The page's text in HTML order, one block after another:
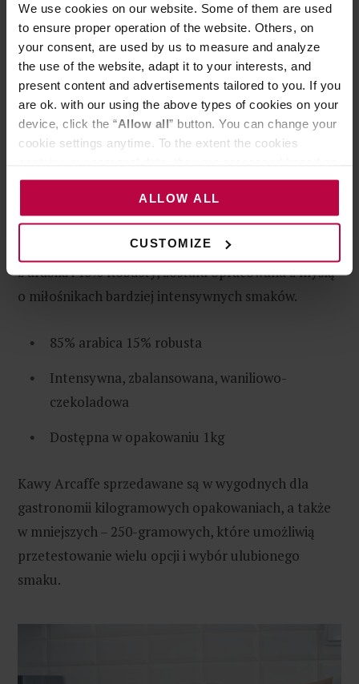
We use cookies on our website. Some of them are used
to ensure proper operation of the website. Others, on
your consent, are used by us to measure and analyze
the use of the website, adapt it to your interests, and
present content and advertisements tailored to you. If you
are ok. with our using the above types of cookies on your
device, click the “Allow all” button. You can change your
cookie settings anytime. To the extent the cookies
the controller’s (namely, ALL GOOD S.A., ul.
Mazowiecka 24I/U9, 78-100 Kołobrzeg) or third parties’
legitimate interests which are to ensure a high quality of
services provided via our website and marketing
activities of the controller and authorized entities. More
information about cookies and the personal data
processing, including your rights, can be found in the
ALLOW ALL
CUSTOMIZE
Dostępna w opakowaniu 1kg
Gorgona
Gorgona, mieszanka z 1988 roku, w nutach
smakowych ma wanilię i gorzką czekoladę. Enrico
Meschini wykorzystał swoje naukowe podejście do
stworzenia tej zbalansowanej kawy, której nazwa
pochodzi od jednej z najważniejszych wysp
archipelagu Toskanii: Gorgony. Składająca się w 85%
z arabiki i 15% Robusty, została opracowana z myślą
o miłośnikach bardziej intensywnych smaków.
85% arabica 15% robusta
Intensywna, zbalansowana, waniliowo-
czekoladowa
Dostępna w opakowaniu 1kg
Kawy Arcaffe sprzedawane są w wygodnych dla
gastronomii kilogramowych opakowaniach, a także
w mniejszych – 250-gramowych, które umożliwią
przetestowanie wielu opcji i wybór ulubionego
smaku.